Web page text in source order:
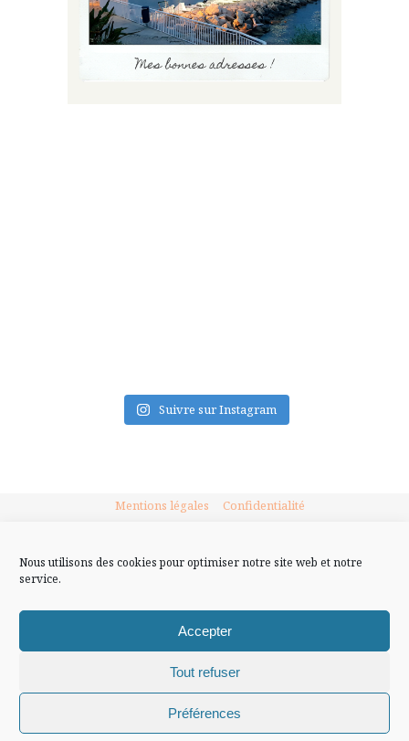
Nous utilisons des cookies pour optimiser notre site web et notre
service.
Accepter
Tout refuser
Préférences
Suivre sur Instagram
Mentions légales Confidentialité